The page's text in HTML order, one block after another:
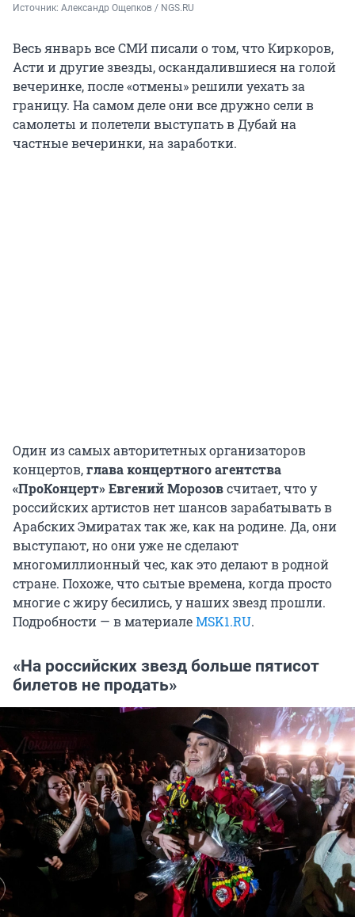
Источник: Александр Ощепков / NGS.RU
Весь январь все СМИ писали о том, что Киркоров,
Асти и другие звезды, оскандалившиеся на голой
вечеринке, после «отмены» решили уехать за
границу. На самом деле они все дружно сели в
самолеты и полетели выступать в Дубай на
частные вечеринки, на заработки.
Один из самых авторитетных организаторов
концертов,глава концертного агентства
«ПроКонцерт» Евгений Морозовсчитает, что у
российских артистов нет шансов зарабатывать в
Арабских Эмиратах так же, как на родине. Да, они
выступают, но они уже не сделают
многомиллионный чес, как это делают в родной
стране. Похоже, что сытые времена, когда просто
многие с жиру бесились, у наших звезд прошли.
Подробности — в материалеMSK1.RU.
«На российских звезд больше пятисот
билетов не продать»